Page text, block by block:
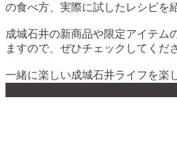
の食べ方、実際に試したレシピを
成城石井の新商品や限定アイテム
ますので、ぜひチェックしてくだ
一緒に楽しい成城石井ライフを楽